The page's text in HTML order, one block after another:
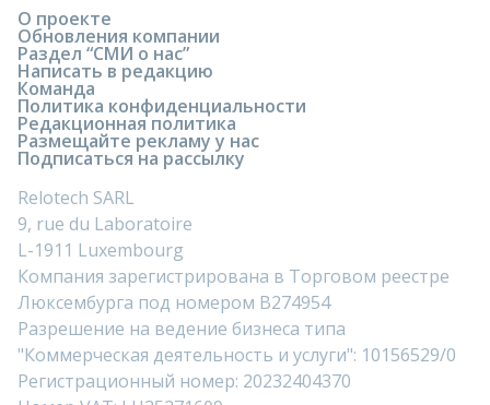
О проекте
Обновления компании
Раздел “СМИ о нас”
Написать в редакцию
Команда
Политика конфиденциальности
Редакционная политика
Размещайте рекламу у нас
Подписаться на рассылку
Relotech SARL
9, rue du Laboratoire
L-1911 Luxembourg
Компания зарегистрирована в Торговом реестре
Люксембурга под номером B274954
Разрешение на ведение бизнеса типа
"Коммерческая деятельность и услуги": 10156529/0
Регистрационный номер: 20232404370